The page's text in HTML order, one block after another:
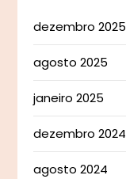
dezembro 2025
agosto 2025
janeiro 2025
dezembro 2024
agosto 2024